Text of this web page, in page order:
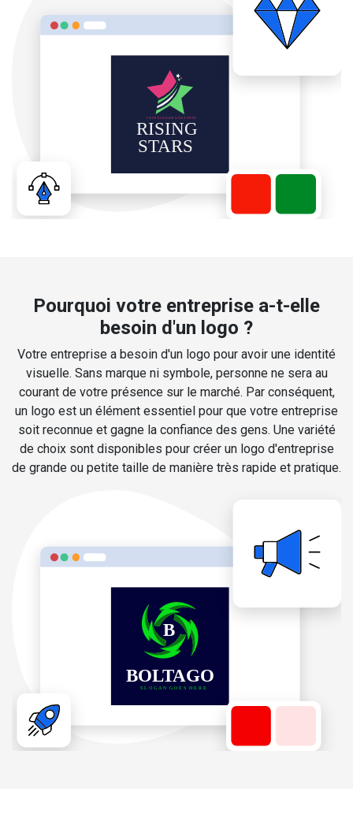
Pourquoi votre entreprise a-t-elle
besoin d'un logo ?
Votre entreprise a besoin d'un logo pour avoir une identité
visuelle. Sans marque ni symbole, personne ne sera au
courant de votre présence sur le marché. Par conséquent,
un logo est un élément essentiel pour que votre entreprise
soit reconnue et gagne la confiance des gens. Une variété
de choix sont disponibles pour créer un logo d'entreprise
de grande ou petite taille de manière très rapide et pratique.